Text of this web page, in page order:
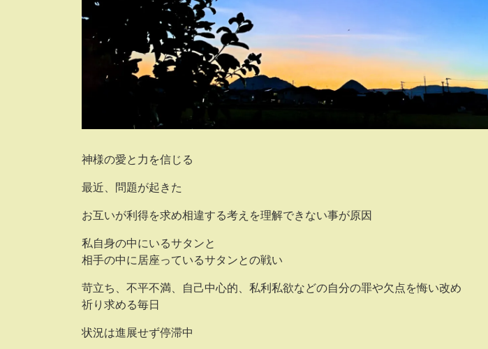
神様の愛と力を信じる
最近、問題が起きた
お互いが利得を求め相違する考えを理解できない事が原因
私自身の中にいるサタンと
相手の中に居座っているサタンとの戦い
苛立ち、不平不満、自己中心的、私利私欲などの自分の罪や欠点を悔い改め
祈り求める毎日
状況は進展せず停滞中